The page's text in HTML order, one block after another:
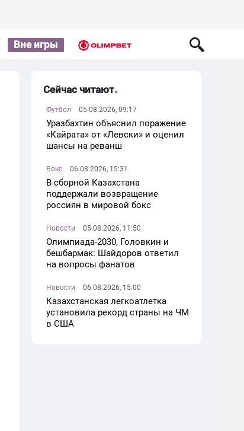
Вне игры
Сейчас читают
Футбол 05.08.2026, 09:17
Уразбахтин объяснил поражение
«Кайрата» от «Левски» и оценил
шансы на реванш
Бокс 06.08.2026, 15:31
В сборной Казахстана
поддержали возвращение
россиян в мировой бокс
Новости 05.08.2026, 11:50
Олимпиада-2030, Головкин и
бешбармак: Шайдоров ответил
на вопросы фанатов
Новости 06.08.2026, 15:00
Казахстанская легкоатлетка
установила рекорд страны на ЧМ
в США